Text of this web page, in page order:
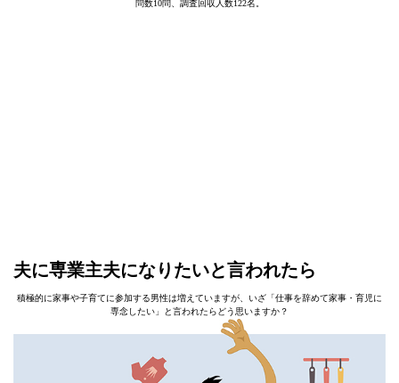
問数10問、調査回収人数122名。
夫に専業主夫になりたいと言われたら
積極的に家事や子育てに参加する男性は増えていますが、いざ「仕事を辞めて家事・育児に
専念したい」と言われたらどう思いますか？